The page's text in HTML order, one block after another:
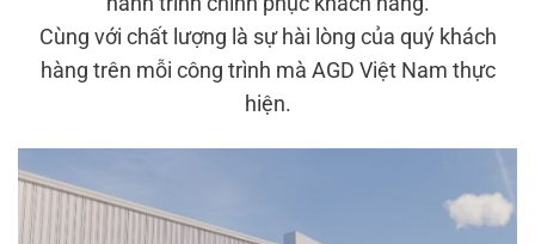
Cùng với chất lượng là sự hài lòng của quý khách
hàng trên mỗi công trình mà AGD Việt Nam thực
hiện.